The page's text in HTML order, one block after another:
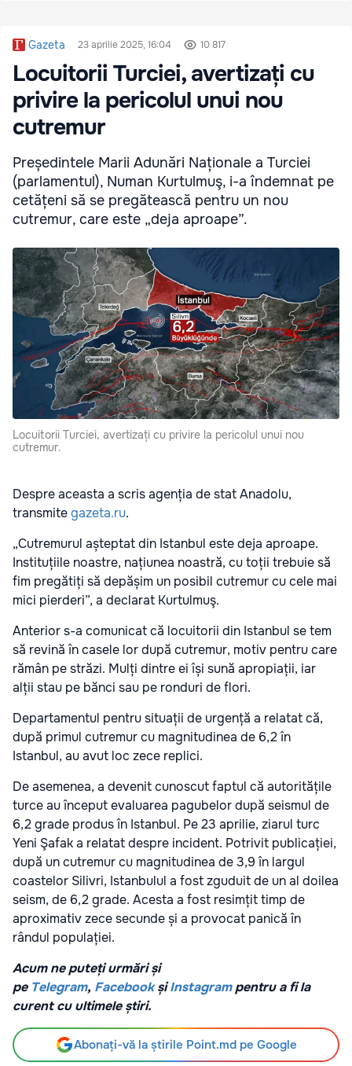
Gazeta 23 aprilie 2025, 16:04 10 817
Locuitorii Turciei, avertizați cu
privire la pericolul unui nou
cutremur
Președintele Marii Adunări Naționale a Turciei
(parlamentul), Numan Kurtulmuş, i-a îndemnat pe
cetățeni să se pregătească pentru un nou
cutremur, care este „deja aproape”.
Locuitorii Turciei, avertizați cu privire la pericolul unui nou
cutremur.
Despre aceasta a scris agenția de stat Anadolu,
transmitegazeta.ru.
„Cutremurul așteptat din Istanbul este deja aproape.
Instituțiile noastre, națiunea noastră, cu toții trebuie să
fim pregătiți să depășim un posibil cutremur cu cele mai
mici pierderi”, a declarat Kurtulmuş.
Anterior s-a comunicat că locuitorii din Istanbul se tem
să revină în casele lor după cutremur, motiv pentru care
rămân pe străzi. Mulți dintre ei își sună apropiații, iar
alții stau pe bănci sau pe ronduri de flori.
Departamentul pentru situații de urgență a relatat că,
după primul cutremur cu magnitudinea de 6,2 în
Istanbul, au avut loc zece replici.
De asemenea, a devenit cunoscut faptul că autoritățile
turce au început evaluarea pagubelor după seismul de
6,2 grade produs în Istanbul. Pe 23 aprilie, ziarul turc
Yeni Şafak a relatat despre incident. Potrivit publicației,
după un cutremur cu magnitudinea de 3,9 în largul
coastelor Silivri, Istanbulul a fost zguduit de un al doilea
seism, de 6,2 grade. Acesta a fost resimțit timp de
aproximativ zece secunde și a provocat panică în
rândul populației.
Acum ne puteți urmări și
pe Telegram, Facebook șiInstagrampentru a fi la
curent cu ultimele știri.
Abonați-vă la știrile Point.md pe Google